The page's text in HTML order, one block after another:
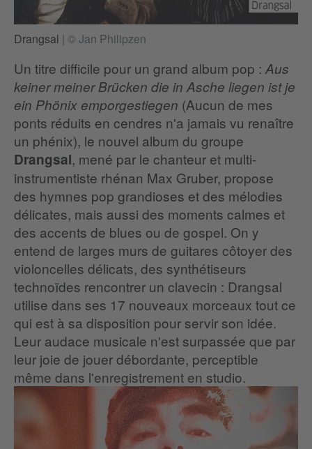
Drangsal | © Jan Philipzen
Un titre difficile pour un grand album pop :Aus
keiner meiner Brücken die in Asche liegen ist je
ein Phönix emporgestiegen (Aucun de mes
ponts réduits en cendres n'a jamais vu renaître
un phénix), le nouvel album du groupe
Drangsal, mené par le chanteur et multi-
instrumentiste rhénan Max Gruber, propose
des hymnes pop grandioses et des mélodies
délicates, mais aussi des moments calmes et
des accents de blues ou de gospel. On y
entend de larges murs de guitares côtoyer des
violoncelles délicats, des synthétiseurs
technoïdes rencontrer un clavecin : Drangsal
utilise dans ses 17 nouveaux morceaux tout ce
qui est à sa disposition pour servir son idée.
Leur audace musicale n'est surpassée que par
leur joie de jouer débordante, perceptible
même dans l'enregistrement en studio.